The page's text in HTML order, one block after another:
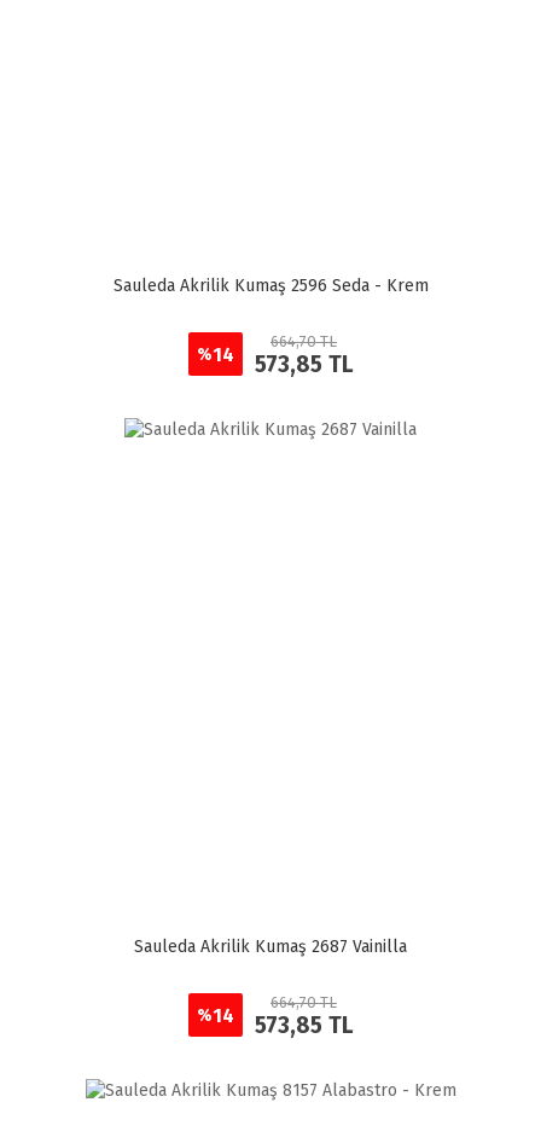
Sauleda Akrilik Kumaş 2596 Seda - Krem
%14
664,70 TL
573,85 TL
Sauleda Akrilik Kumaş 2687 Vainilla
%14
664,70 TL
573,85 TL